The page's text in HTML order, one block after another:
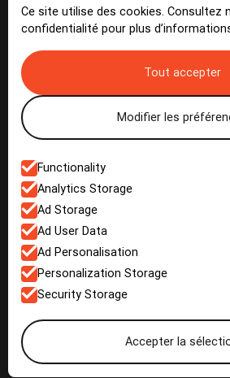
Ce site utilise des cookies. Consultez
confidentialité pour plus
Tout accepter
Modifier les
Functionality
Analytics Storage
Ad Storage
Ad User Data
Ad Personalisation
Personalization Storage
Security Storage
Accepter la
Médias
Actualités
Galerie
Contact
Nous contacter
© 2026 Belgian Open. All rights reserved.
Cookies et vie privée
Mentions
Tennis Club Enghien
SKROL